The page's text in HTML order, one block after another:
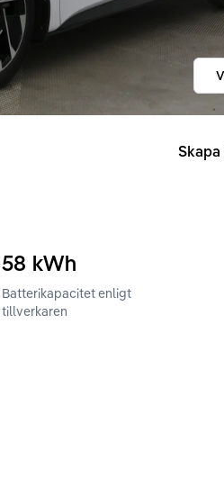
enligt WLTP
58 kWh
Batterikapacitet enligt
tillverkaren